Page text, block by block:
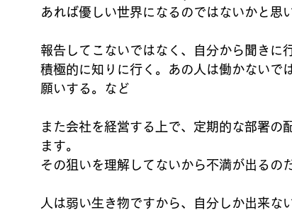
あれば優しい世界になるのではないかと思
報告してこないではなく、自分から聞きに
積極的に知りに行く。あの人は働かないで
願いする。など
また会社を経営する上で、定期的な部署の
ます。
その狙いを理解してないから不満が出るの
人は弱い生き物ですから、自分しか出来な